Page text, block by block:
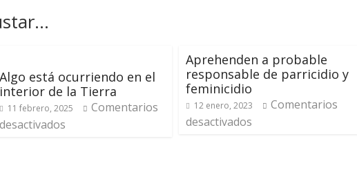
Algo está ocurriendo en el
interior de la Tierra
11 febrero, 2025
Comentarios
desactivados
Aprehenden a probable
responsable de parricidio y
feminicidio
12 enero, 2023
Comentarios
desactivados